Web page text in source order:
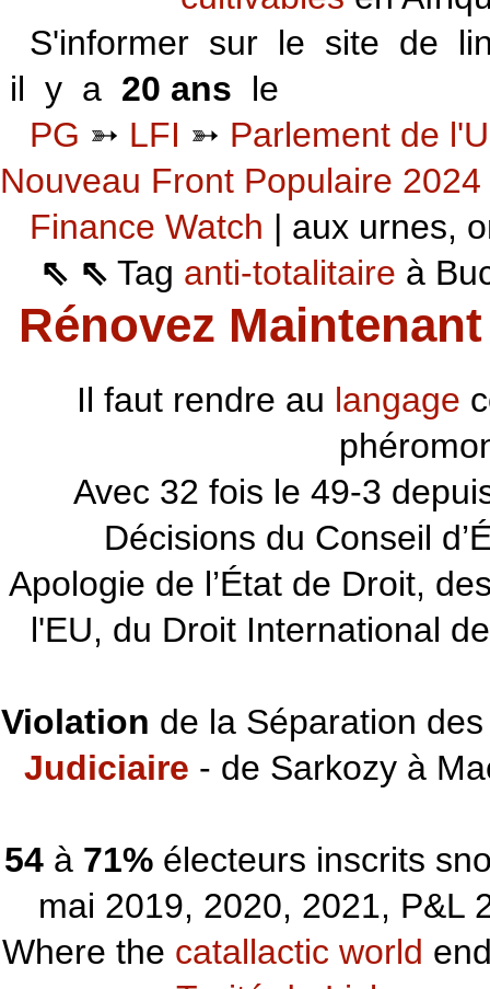
S'informer sur le site de
il y a 20 ans le
PG ➳ LFI ➳ Parlement de
Nouveau Front Populaire 2024
Finance Watch | aux urnes,
⇖ ⇖ Tag anti-totalitaire à
Rénovez
Il faut rendre au langage
Avec 32 fois le 49-3
Décisions du Conseil
Apologie de l’État de Droit,
l'EU, du Droit International
Violation de la Séparation
Judiciaire - de Sarkozy à
54à 71%électeurs inscrits
mai 2019, 2020, 2021, P&L
Where the catallactic world